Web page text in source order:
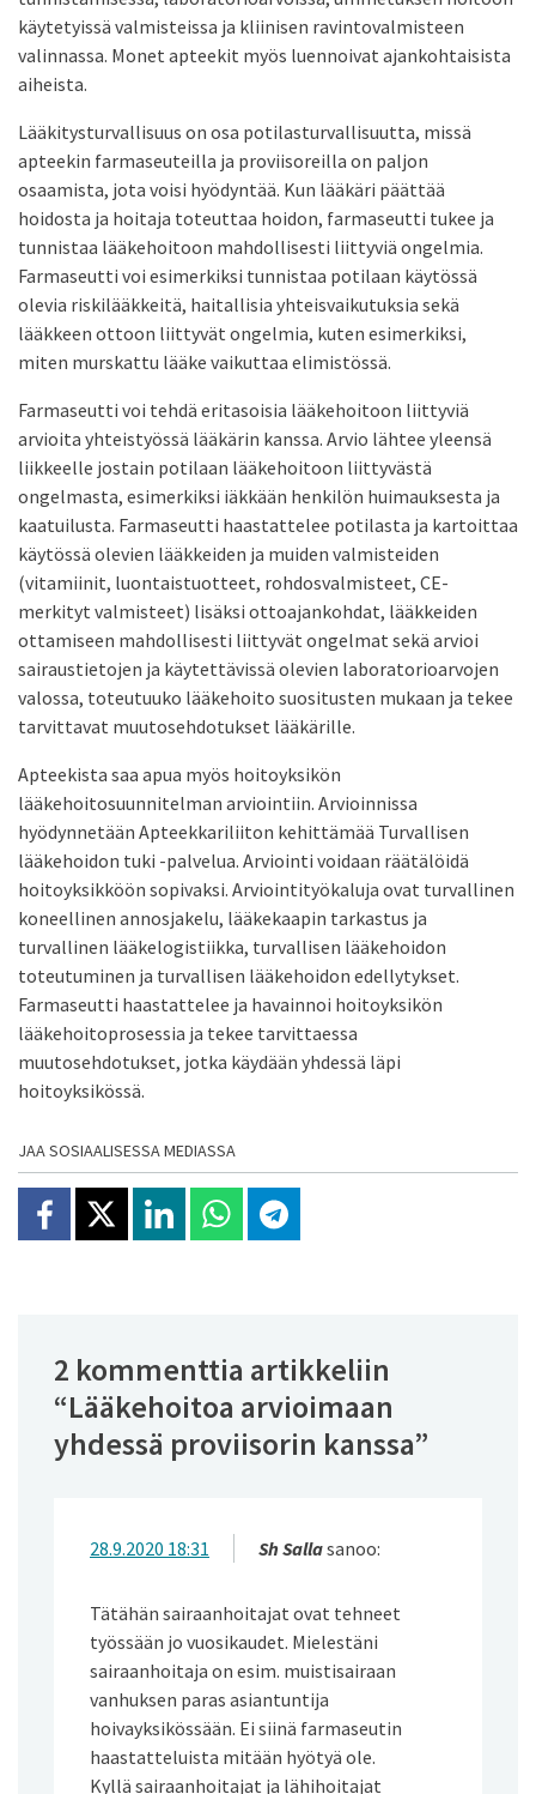
käytetyissä valmisteissa ja kliinisen ravintovalmisteen
valinnassa. Monet apteekit myös luennoivat ajankohtaisista
aiheista.
Lääkitysturvallisuus on osa potilasturvallisuutta, missä
apteekin farmaseuteilla ja proviisoreilla on paljon
osaamista, jota voisi hyödyntää. Kun lääkäri päättää
hoidosta ja hoitaja toteuttaa hoidon, farmaseutti tukee ja
tunnistaa lääkehoitoon mahdollisesti liittyviä ongelmia.
Farmaseutti voi esimerkiksi tunnistaa potilaan käytössä
olevia riskilääkkeitä, haitallisia yhteisvaikutuksia sekä
lääkkeen ottoon liittyvät ongelmia, kuten esimerkiksi,
miten murskattu lääke vaikuttaa elimistössä.
Farmaseutti voi tehdä eritasoisia lääkehoitoon liittyviä
arvioita yhteistyössä lääkärin kanssa. Arvio lähtee yleensä
liikkeelle jostain potilaan lääkehoitoon liittyvästä
ongelmasta, esimerkiksi iäkkään henkilön huimauksesta ja
kaatuilusta. Farmaseutti haastattelee potilasta ja kartoittaa
käytössä olevien lääkkeiden ja muiden valmisteiden
(vitamiinit, luontaistuotteet, rohdosvalmisteet, CE-
merkityt valmisteet) lisäksi ottoajankohdat, lääkkeiden
ottamiseen mahdollisesti liittyvät ongelmat sekä arvioi
sairaustietojen ja käytettävissä olevien laboratorioarvojen
valossa, toteutuuko lääkehoito suositusten mukaan ja tekee
tarvittavat muutosehdotukset lääkärille.
Apteekista saa apua myös hoitoyksikön
lääkehoitosuunnitelman arviointiin. Arvioinnissa
hyödynnetään Apteekkariliiton kehittämää Turvallisen
lääkehoidon tuki -palvelua. Arviointi voidaan räätälöidä
hoitoyksikköön sopivaksi. Arviointityökaluja ovat turvallinen
koneellinen annosjakelu, lääkekaapin tarkastus ja
turvallinen lääkelogistiikka, turvallisen lääkehoidon
toteutuminen ja turvallisen lääkehoidon edellytykset.
Farmaseutti haastattelee ja havainnoi hoitoyksikön
lääkehoitoprosessia ja tekee tarvittaessa
muutosehdotukset, jotka käydään yhdessä läpi
hoitoyksikössä.
JAA SOSIAALISESSA MEDIASSA
Jaa Facebookissa
Jaa X:ssäJaa Linkedinissä
Jaa Whatsappissa
Jaa Telegramissa
2 kommenttia artikkeliin
“Lääkehoitoa arvioimaan
yhdessä proviisorin kanssa”
Sh Sallasanoo:
28.9.2020 18:31
Tätähän sairaanhoitajat ovat tehneet
työssään jo vuosikaudet. Mielestäni
sairaanhoitaja on esim. muistisairaan
vanhuksen paras asiantuntija
hoivayksikössään. Ei siinä farmaseutin
haastatteluista mitään hyötyä ole.
Kyllä sairaanhoitajat ja lähihoitajat